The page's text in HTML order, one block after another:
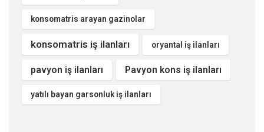
konsomatris arayan gazinolar
konsomatris iş ilanları oryantal iş ilanları
pavyon iş ilanları Pavyon kons iş ilanları
yatılı bayan garsonluk iş ilanları